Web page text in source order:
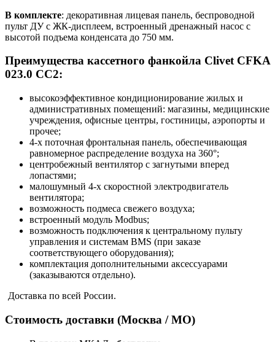
В комплекте: декоративная лицевая панель, беспроводной
пульт ДУ с ЖК-дисплеем, встроенный дренажный насос с
высотой подъема конденсата до 750 мм.
Преимущества кассетного фанкойла Clivet CFKA
023.0 CC2:
высокоэффективное кондиционирование жилых и
административных помещений: магазины, медицинские
учреждения, офисные центры, гостиницы, аэропорты и
прочее;
4-х поточная фронтальная панель, обеспечивающая
равномерное распределение воздуха на 360°;
центробежный вентилятор с загнутыми вперед
лопастями;
малошумный 4-х скоростной электродвигатель
вентилятора;
возможность подмеса свежего воздуха;
встроенный модуль Modbus;
возможность подключения к центральному пульту
управления и системам BMS (при заказе
соответствующего оборудования);
комплектация дополнительными аксессуарами
(заказываются отдельно).
Доставка по всей России.
Стоимость доставки (Москва / МО)